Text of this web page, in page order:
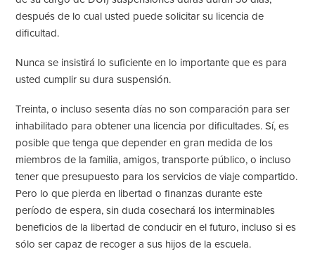
después de lo cual usted puede solicitar su licencia de
dificultad.
Nunca se insistirá lo suficiente en lo importante que es para
usted cumplir su dura suspensión.
Treinta, o incluso sesenta días no son comparación para ser
inhabilitado para obtener una licencia por dificultades. Sí, es
posible que tenga que depender en gran medida de los
miembros de la familia, amigos, transporte público, o incluso
tener que presupuesto para los servicios de viaje compartido.
Pero lo que pierda en libertad o finanzas durante este
período de espera, sin duda cosechará los interminables
beneficios de la libertad de conducir en el futuro, incluso si es
sólo ser capaz de recoger a sus hijos de la escuela.